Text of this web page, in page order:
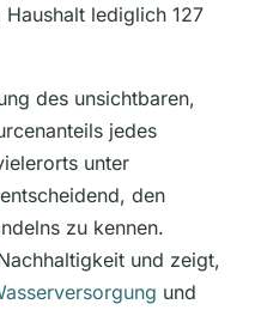
lediglich 127
des unsichtbaren,
jedes
unter
den
zu kennen.
und zeigt,
und